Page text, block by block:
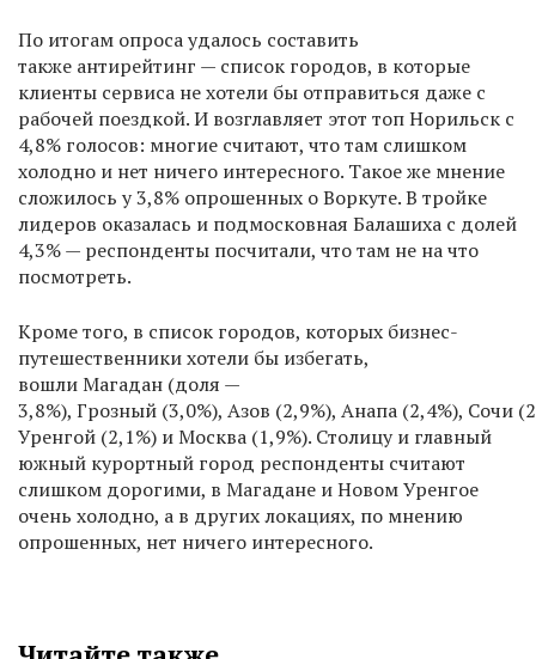
По итогам опроса удалось составить
также антирейтинг — список городов, в которые
клиенты сервиса не хотели бы отправиться даже с
рабочей поездкой. И возглавляет этот топ Норильск с
4,8% голосов: многие считают, что там слишком
холодно и нет ничего интересного. Такое же мнение
сложилось у 3,8% опрошенных о Воркуте. В тройке
лидеров оказалась и подмосковная Балашиха с долей
4,3% — респонденты посчитали, что там не на что
посмотреть.
Кроме того, в список городов, которых бизнес-
путешественники хотели бы избегать,
вошли Магадан (доля —
3,8%), Грозный (3,0%), Азов (2,9%), Анапа (2,4%), Сочи
Уренгой (2,1%) и Москва (1,9%). Столицу и главный
южный курортный город респонденты считают
слишком дорогими, в Магадане и Новом Уренгое
очень холодно, а в других локациях, по мнению
опрошенных, нет ничего интересного.